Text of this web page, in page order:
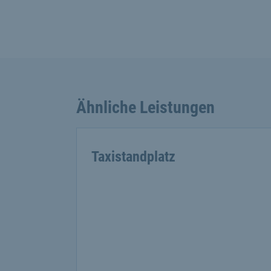
Ähnliche Leistungen
Taxistandplatz